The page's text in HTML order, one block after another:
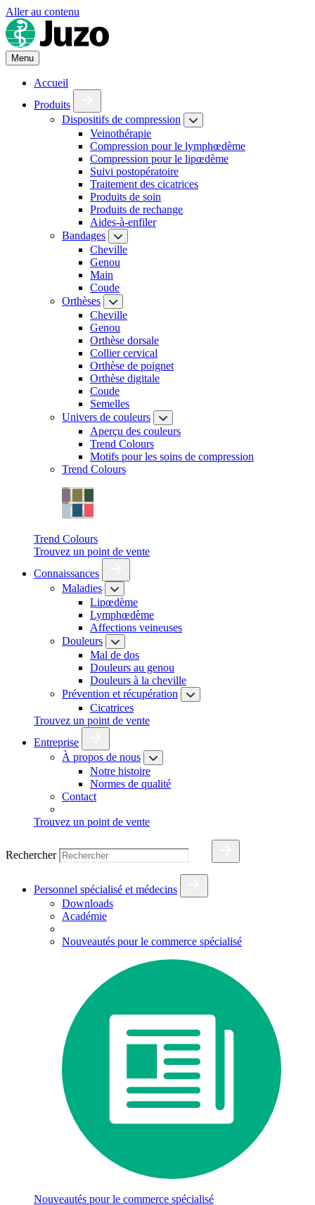
Aller au contenu
Menu
Accueil
Produits
Dispositifs de compression
Veinothérapie
Compression pour le lymphœdème
Compression pour le lipœdème
Suivi postopératoire
Traitement des cicatrices
Produits de soin
Produits de rechange
Aides-à-enfiler
Bandages
Cheville
Genou
Main
Coude
Orthèses
Cheville
Genou
Orthèse dorsale
Collier cervical
Orthèse de poignet
Orthèse digitale
Coude
Semelles
Univers de couleurs
Aperçu des couleurs
Trend Colours
Motifs pour les soins de compression
Trend Colours
Trend Colours
Trouvez un point de vente
Connaissances
Maladies
Lipœdème
Lymphœdème
Affections veineuses
Douleurs
Mal de dos
Douleurs au genou
Douleurs à la cheville
Prévention et récupération
Cicatrices
Trouvez un point de vente
Entreprise
À propos de nous
Notre histoire
Normes de qualité
Contact
Trouvez un point de vente
Rechercher
Personnel spécialisé et médecins
Downloads
Académie
Nouveautés pour le commerce spécialisé
Nouveautés pour le commerce spécialisé